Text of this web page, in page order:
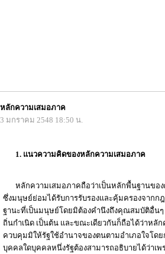
หลักความเสมอภาค
3 มกราคม 2548 18:50 น.
1. แนวความคิดของหลักความเสมอภาค
หลักความเสมอภาคถือว่าเป็นหลักพื้นฐานของ
ซึ่งมนุษย์ย่อมได้รับการรับรองและคุ้มครองจากก
ฐานะที่เป็นมนุษย์โดยมิต้องคำนึงถึงคุณสมบัติอื่นๆ
ถิ่นกำเนิด เป็นต้น และขณะเดียวกันก็ถือได้ว่าหลั
ควบคุมมิให้รัฐใช้อำนาจของตนตามอำเภอใจโด
บุคคลใดบุคคลหนึ่งรัฐต้องสามารถอธิบายได้ว่าเพ